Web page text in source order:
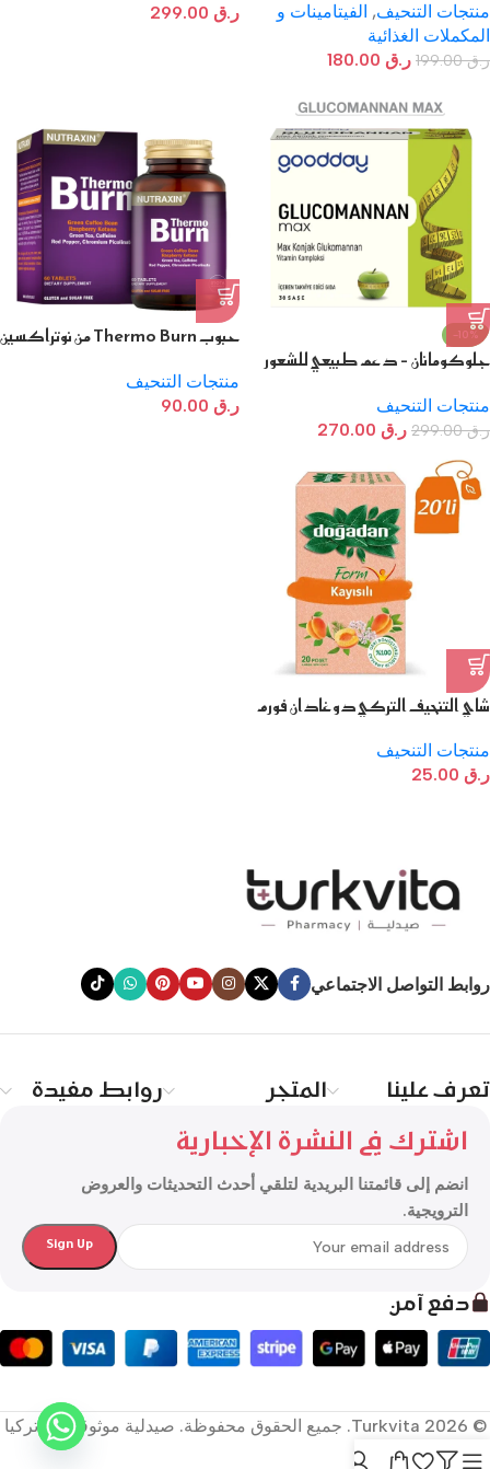
منتجات التنحيف, الفيتامينات و
المكملات الغذائية
ر.ق199.00 ر.ق
ر.ق
-10%
جلوكومانان – دعم طبيعي للشعور
منتجات التنحيف
ر.ق299.00 ر.ق
حبوب Thermo Burn من نوتراكسين
منتجات التنحيف
ر.ق
شاي التنحيف التركي دوغادان فورم
منتجات التنحيف
ر.ق
روابط التواصل الاجتماعي
تعرف علينا المتجر روابط مفيدة
اشترك في النشرة الإخبارية
انضم إلى قائمتنا البريدية لتلقي أحدث التحديثات والعروض
الترويجية.
دفع آمن
© 2026 Turkvita. جميع الحقوق محفوظة. صيدلية موثوقة في تركيا